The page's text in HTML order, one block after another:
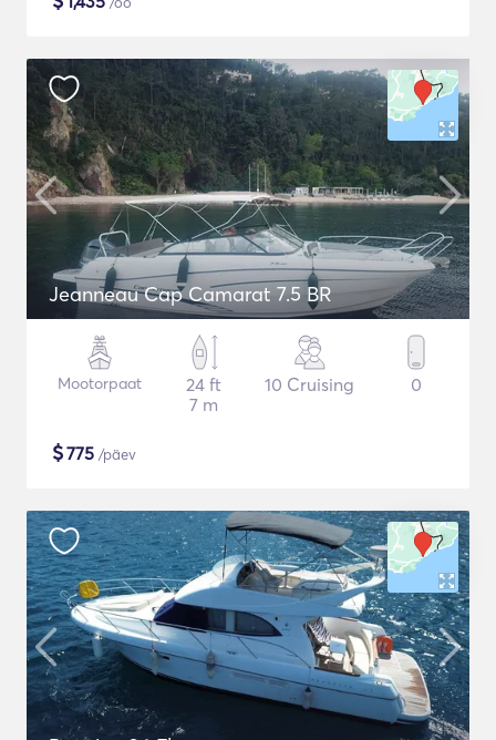
Jeanneau Cap Camarat 7.5 BR
Mootorpaat
24 ft
7 m
10 Cruising 0
$775 /päev